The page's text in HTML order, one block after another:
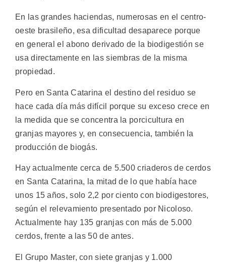
En las grandes haciendas, numerosas en el centro-
oeste brasileño, esa dificultad desaparece porque
en general el abono derivado de la biodigestión se
usa directamente en las siembras de la misma
propiedad.
Pero en Santa Catarina el destino del residuo se
hace cada día más difícil porque su exceso crece en
la medida que se concentra la porcicultura en
granjas mayores y, en consecuencia, también la
producción de biogás.
Hay actualmente cerca de 5.500 criaderos de cerdos
en Santa Catarina, la mitad de lo que había hace
unos 15 años, solo 2,2 por ciento con biodigestores,
según el relevamiento presentado por Nicoloso.
Actualmente hay 135 granjas con más de 5.000
cerdos, frente a las 50 de antes.
El Grupo Master, con siete granjas y 1.000